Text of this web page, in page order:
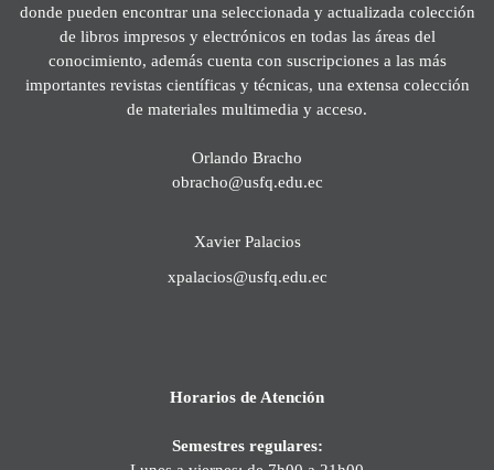
donde pueden encontrar una seleccionada y actualizada colección
de libros impresos y electrónicos en todas las áreas del
conocimiento, además cuenta con suscripciones a las más
importantes revistas científicas y técnicas, una extensa colección
de materiales multimedia y acceso.
Orlando Bracho
obracho@usfq.edu.ec
Xavier Palacios
xpalacios@usfq.edu.ec
Horarios de Atención
Semestres regulares: